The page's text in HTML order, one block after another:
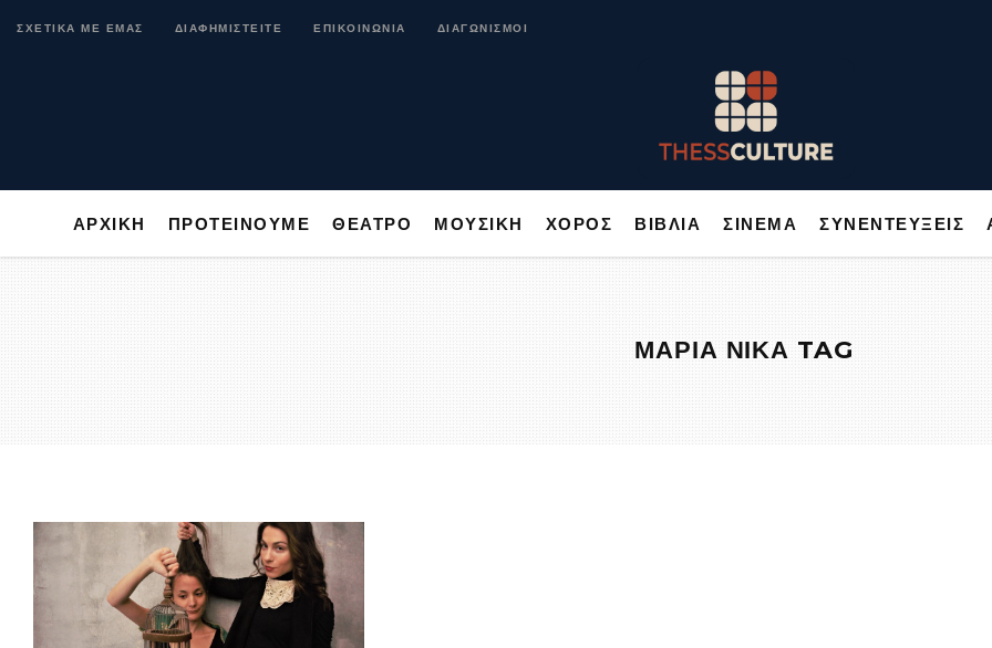
ΣΧΕΤΙΚΑ ΜΕ ΕΜΑΣ ΔΙΑΦΗΜΙΣΤΕΙΤΕ ΕΠΙΚΟΙΝΩΝΙΑ ΔΙΑΓΩΝΙΣΜΟΙ
ΑΡΧΙΚΗ ΠΡΟΤΕΙΝΟΥΜΕ ΘΕΑΤΡΟ ΜΟΥΣΙΚΗ ΧΟΡΟΣ ΒΙΒΛΙΑ ΣΙΝΕΜΑ ΣΥΝΕΝΤΕΥΞΕΙΣ
ΑΡΧΙΚΗ ΠΡΟΤΕΙΝΟΥΜΕ ΘΕΑΤΡΟ ΜΟΥΣΙΚΗ
ΜΑΡΙΑ ΝΙΚΑ TAG